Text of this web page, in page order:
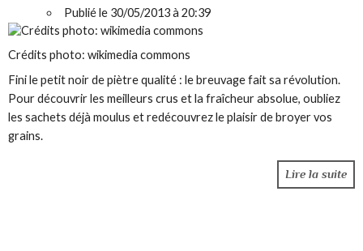
Publié le 30/05/2013 à 20:39
Crédits photo: wikimedia commons
Fini le petit noir de piètre qualité : le breuvage fait sa révolution.
Pour découvrir les meilleurs crus et la fraîcheur absolue, oubliez
les sachets déjà moulus et redécouvrez le plaisir de broyer vos
grains.
Lire la suite